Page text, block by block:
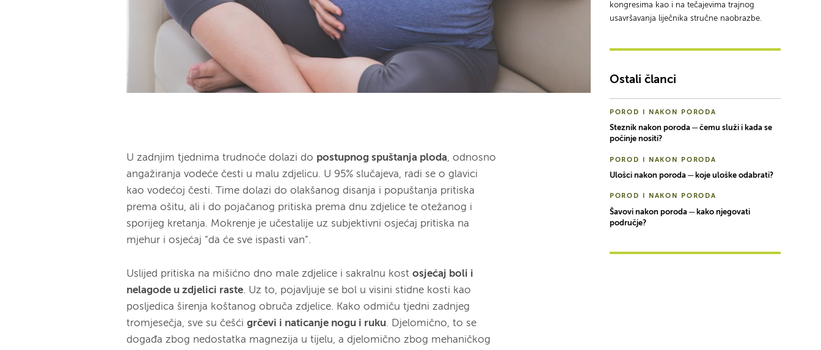
U zadnjim tjednima trudnoće dolazi do postupnog spuštanja ploda, odnosno
angažiranja vodeće česti u malu zdjelicu. U 95% slučajeva, radi se o glavici
kao vodećoj česti. Time dolazi do olakšanog disanja i popuštanja pritiska
prema ošitu, ali i do pojačanog pritiska prema dnu zdjelice te otežanog i
sporijeg kretanja. Mokrenje je učestalije uz subjektivni osjećaj pritiska na
mjehur i osjećaj “da će sve ispasti van”.
Uslijed pritiska na mišićno dno male zdjelice i sakralnu kostosjećaj boli i
nelagode u zdjelici raste. Uz to, pojavljuje se bol u visini stidne kosti kao
posljedica širenja koštanog obruča zdjelice. Kako odmiču tjedni zadnjeg
tromjesečja, sve su češćigrčevi i naticanje nogu i ruku. Djelomično, to se
događa zbog nedostatka magnezija u tijelu, a djelomično zbog mehaničkog
kongresima kao i na tečajevima trajnog
usavršavanja liječnika stručne naobrazbe.
Ostali članci
POROD I NAKON PORODA
Steznik nakon poroda ─ čemu služi i kada se
počinje nositi?
POROD I NAKON PORODA
Ulošci nakon poroda ─ koje uloške odabrati?
POROD I NAKON PORODA
Šavovi nakon poroda ─ kako njegovati
područje?